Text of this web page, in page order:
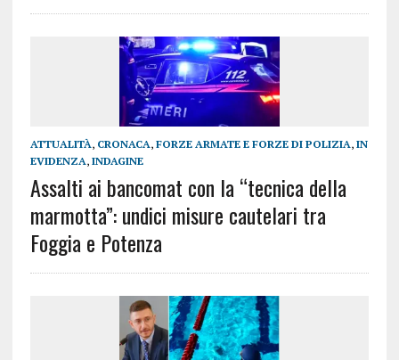
ATTUALITÀ, CRONACA, FORZE ARMATE E FORZE DI POLIZIA, IN
EVIDENZA, INDAGINE
Assalti ai bancomat con la “tecnica della
marmotta”: undici misure cautelari tra
Foggia e Potenza